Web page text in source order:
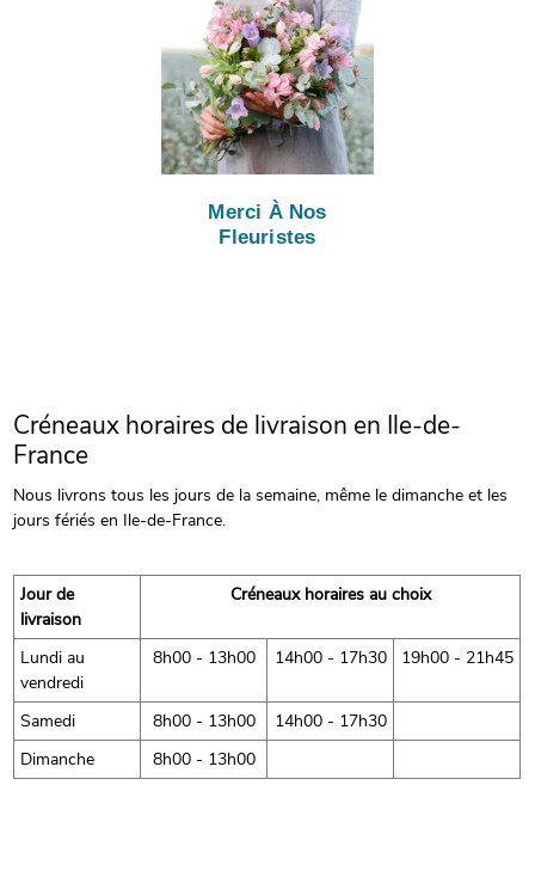
Merci À Nos
Fleuristes
Créneaux horaires de livraison en Ile-de-
France
Nous livrons tous les jours de la semaine, même le dimanche et les
jours fériés en Ile-de-France.
Jour de
livraison
Créneaux horaires au choix
Lundi au
vendredi
8h00 - 13h00 14h00 - 17h30 19h00 - 21h45
Samedi 8h00 - 13h00
14h00 - 17h30
Dimanche
8h00 - 13h00